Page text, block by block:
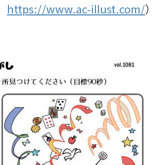
https://www.ac-illust.com/）